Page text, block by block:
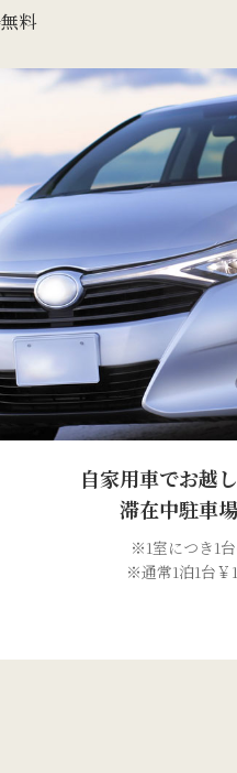
料
自家用車でお越
滞在中駐車
※1室につき1
※通常1泊1台￥